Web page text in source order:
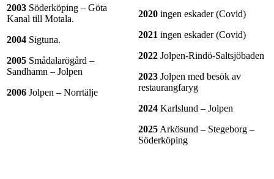
2003 Söderköping – Göta
Kanal till Motala.
2004 Sigtuna.
2005 Smådalarögård –
Sandhamn – Jolpen
2006 Jolpen – Norrtälje
2020 ingen eskader (Covid)
2021 ingen eskader (Covid)
2022 Jolpen-Rindö-Saltsjöbaden
2023 Jolpen med besök av
restaurangfaryg
2024 Karlslund – Jolpen
2025 Arkösund – Stegeborg –
Söderköping